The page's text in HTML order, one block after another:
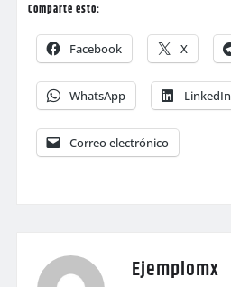
Comparte esto:
Facebook X
WhatsApp LinkedIn
Correo electrónico
Ejemplomx